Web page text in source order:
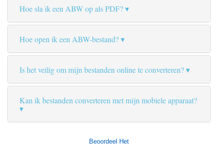
Hoe sla ik een ABW op als PDF?
Hoe open ik een ABW-bestand?
Is het veilig om mijn bestanden online te converteren?
Kan ik bestanden converteren met mijn mobiele apparaat?
Beoordeel Het